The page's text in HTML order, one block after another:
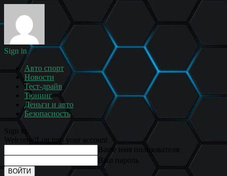
Sign in
Авто спорт
Новости
Тест-драйв
Тюнинг
Деньги и авто
Безопасность
Sign in
Welcome! Log into your account
Ваше имя пользователя
Ваш пароль